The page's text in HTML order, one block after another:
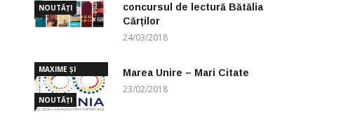
NOUTĂȚI
concursul de lectură Bătălia
Cărților
24/03/2018
MAXIME ȘI
CUGETĂRI
NOUTĂȚI
Marea Unire – Mari Citate
23/02/2018